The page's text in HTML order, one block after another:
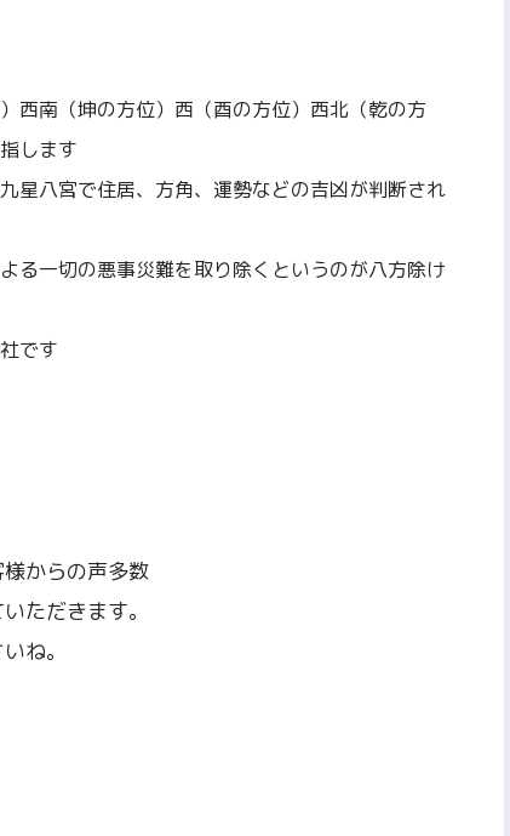
西南（坤の方位）西（酉の方位）西北（乾の方
します
星八宮で住居、方角、運勢などの吉凶が判断され
る一切の悪事災難を取り除くというのが八方除け
です
からの声多数
ただきます。
ね。